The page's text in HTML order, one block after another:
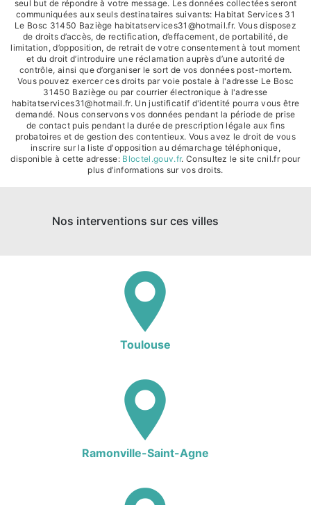
seul but de répondre à votre message. Les données collectées seront
communiquées aux seuls destinataires suivants: Habitat Services 31
Le Bosc 31450 Baziège habitatservices31@hotmail.fr. Vous disposez
de droits d’accès, de rectification, d’effacement, de portabilité, de
limitation, d’opposition, de retrait de votre consentement à tout moment
et du droit d’introduire une réclamation auprès d’une autorité de
contrôle, ainsi que d’organiser le sort de vos données post-mortem.
Vous pouvez exercer ces droits par voie postale à l'adresse Le Bosc
31450 Baziège ou par courrier électronique à l'adresse
habitatservices31@hotmail.fr. Un justificatif d'identité pourra vous être
demandé. Nous conservons vos données pendant la période de prise
de contact puis pendant la durée de prescription légale aux fins
probatoires et de gestion des contentieux. Vous avez le droit de vous
inscrire sur la liste d'opposition au démarchage téléphonique,
disponible à cette adresse: Bloctel.gouv.fr. Consultez le site cnil.fr pour
plus d’informations sur vos droits.
Nos interventions sur ces villes
Toulouse
Ramonville-Saint-Agne